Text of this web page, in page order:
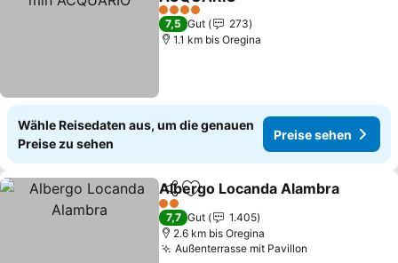
Preise sehen
4 Sterne
7,5 Gut
273
1.1 km bis Oregina
Wähle Reisedaten aus, um die genauen
Preise zu sehen
Preise sehen
TeilenZu Favoriten hinzufügen
Albergo Locanda Alambra
2 Sterne
7,7 Gut
1.405
2.6 km bis Oregina
Außenterrasse mit Pavillon